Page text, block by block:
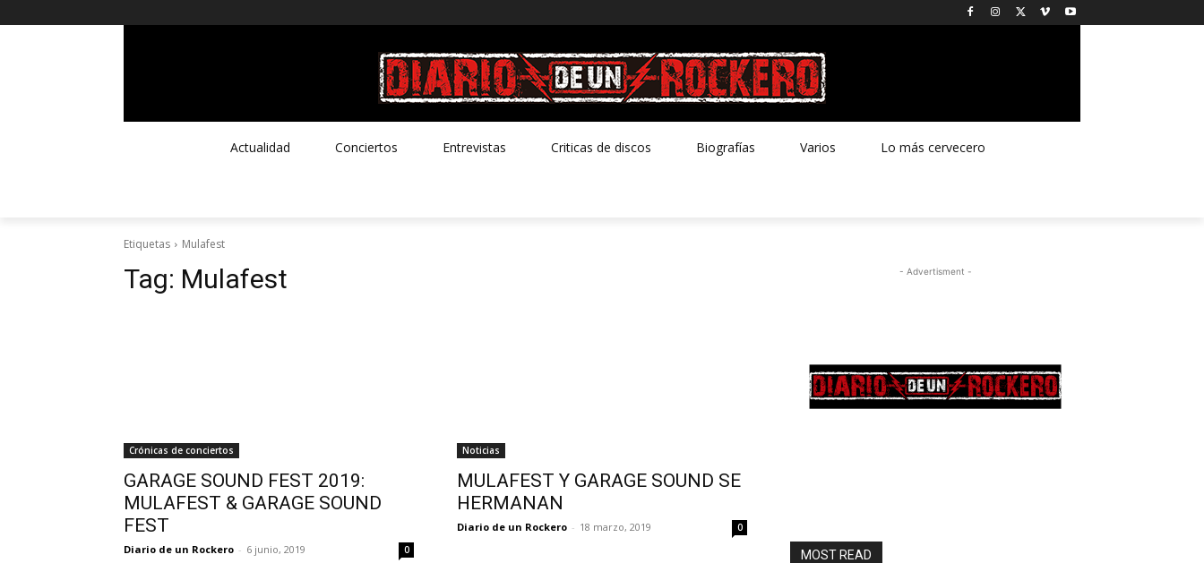
Actualidad Conciertos Entrevistas Criticas de discos Biografías Varios Lo más cervecero
Etiquetas Mulafest
Tag: Mulafest
Crónicas de conciertos
GARAGE SOUND FEST 2019:
MULAFEST & GARAGE SOUND
FEST
Diario de un Rockero - 6 junio, 2019 0
Noticias
MULAFEST Y GARAGE SOUND SE
HERMANAN
Diario de un Rockero - 18 marzo, 2019 0
- Advertisment -
MOST READ